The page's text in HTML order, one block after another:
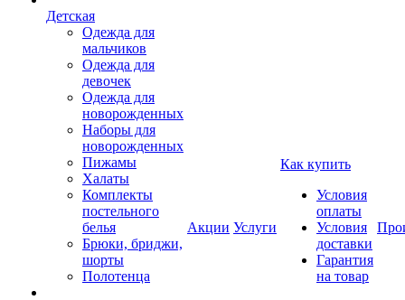
Детская
Одежда для
мальчиков
Одежда для
девочек
Одежда для
новорожденных
Наборы для
новорожденных
Пижамы
Халаты
Комплекты
постельного
белья
Брюки, бриджи,
шорты
Полотенца
Акции Услуги
Как купить
Условия
оплаты
Условия
доставки
Гарантия
на товар